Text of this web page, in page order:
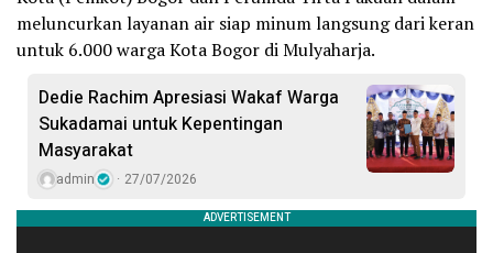
meluncurkan layanan air siap minum langsung dari keran
untuk 6.000 warga Kota Bogor di Mulyaharja.
Dedie Rachim Apresiasi Wakaf Warga
Sukadamai untuk Kepentingan
Masyarakat
admin 27/07/2026